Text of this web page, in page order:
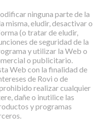
ninguna parte de la
misma, eludir, desactivar o
(o tratar de eludir,
de seguridad de la
y utilizar la Web o
o publicitario.
Web con la finalidad de
de Rovi o de
realizar cualquier
dañe o inutilice las
y programas